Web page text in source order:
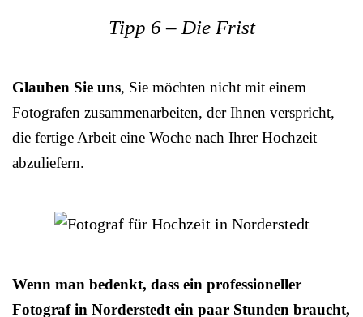
Tipp 6 – Die Frist
Glauben Sie uns, Sie möchten nicht mit einem
Fotografen zusammenarbeiten, der Ihnen verspricht,
die fertige Arbeit eine Woche nach Ihrer Hochzeit
abzuliefern.
Wenn man bedenkt, dass ein professioneller
Fotograf in Norderstedt ein paar Stunden braucht,